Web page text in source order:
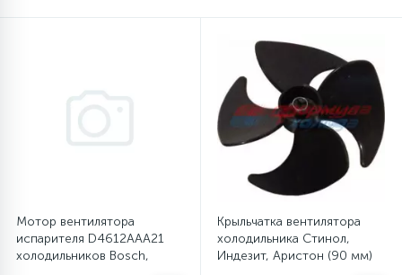
5
15
Суппорты (ступицы)
Мотор вентилятора
испарителя D4612AAA21
холодильников Bosch,
Крыльчатка вентилятора
холодильника Стинол,
Индезит, Аристон (90 мм)